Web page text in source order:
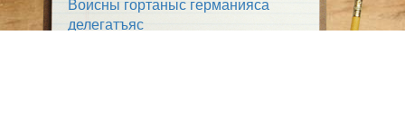
Воисны гортаныс германияса
делегатъяс